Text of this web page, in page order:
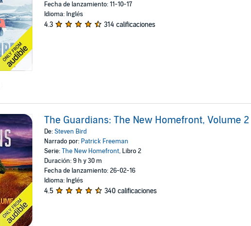
Fecha de lanzamiento: 11-10-17
Idioma: Inglés
4.3 314 calificaciones
The Guardians: The New Homefront, Volume 2
De:Steven Bird
Narrado por: Patrick Freeman
Serie:The New Homefront, Libro 2
Duración: 9 h y 30 m
Fecha de lanzamiento: 26-02-16
Idioma: Inglés
4.5 340 calificaciones